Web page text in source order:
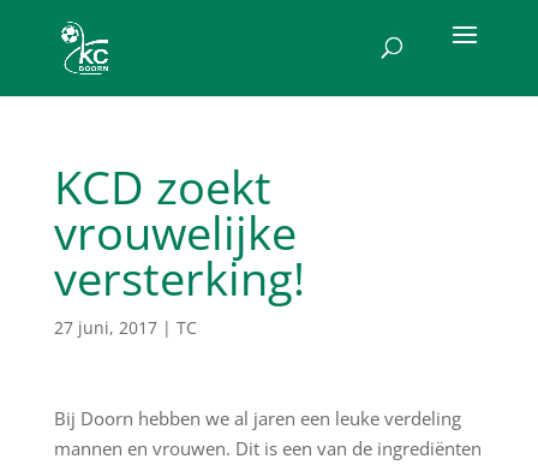
KCD zoekt
vrouwelijke
versterking!
27 juni, 2017| TC
Bij Doorn hebben we al jaren een leuke verdeling
mannen en vrouwen. Dit is een van de ingrediënten